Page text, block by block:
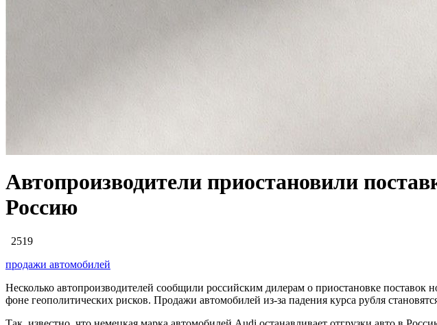
Автопроизводители приостановили
Россию
2519
продажи автомобилей
Несколько автопроизводителей сообщили российским дилерам о приостановке
фоне геополитических рисков. Продажи автомобилей из-за падения курса рубля